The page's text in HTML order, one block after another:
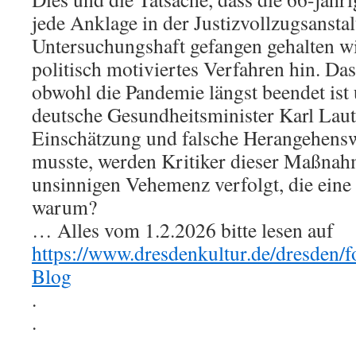
jede Anklage in der
Untersuchungshaft gefangen gehalten
politisch motiviertes Verfahren hin.
obwohl die Pandemie längst beendet
deutsche Gesundheitsminister Karl
Einschätzung und falsche
musste, werden Kritiker dieser
unsinnigen Vehemenz verfolgt, die
warum?
… Alles vom 1.2.2026 bitte lesen auf
https://www.dresdenkultur.de/
Blog
.
.